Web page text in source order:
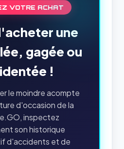
VOTRE ACHAT
une
gagée ou
!
le moindre acompte
d'occasion de la
inspectez
son historique
d'accidents et de